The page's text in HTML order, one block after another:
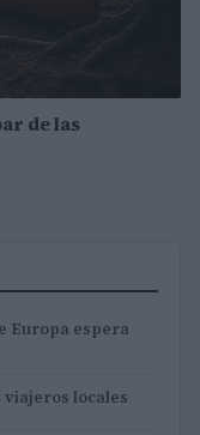
de las
Europa espera
viajeros locales